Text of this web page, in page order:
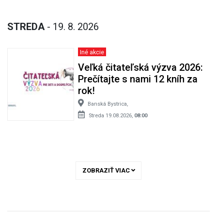
STREDA - 19. 8. 2026
Iné akcie
Veľká čitateľská výzva 2026:
Prečítajte s nami 12 kníh za
rok!
Banská Bystrica,
Streda 19.08.2026, 08:00
ZOBRAZIŤ VIAC